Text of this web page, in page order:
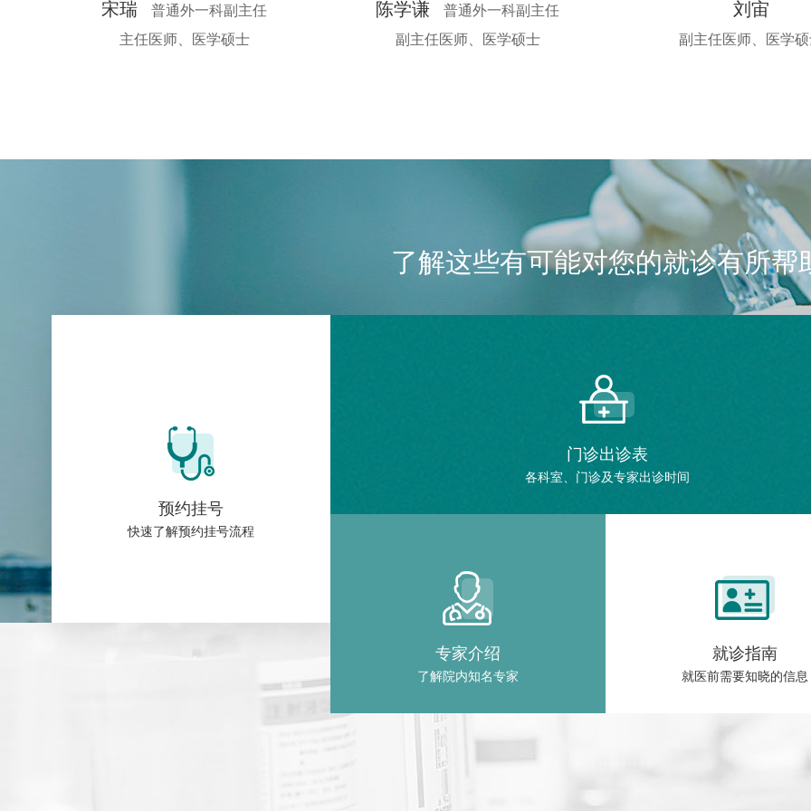
宋瑞
普通外一科副主任
主任医师、医学硕士
陈学谦
普通外一科副主任
副主任医师、医学硕士
刘宙
副主任医师、医学
了解这些有可能对您的就诊有所帮
预约挂号
快速了解预约挂号流程
门诊出诊表
各科室、门诊及专家出诊时间
专家介绍
了解院内知名专家
就诊指南
就医前需要知晓的信息